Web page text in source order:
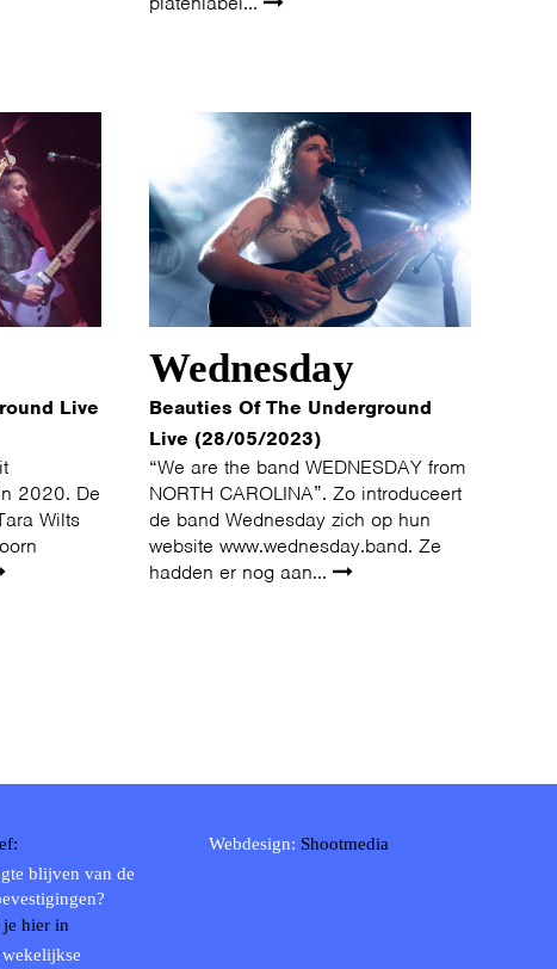
Live
2020. De
Wilts
Wednesday
Beauties Of The Underground
Live (28/05/2023)
“We are the band WEDNESDAY from
NORTH CAROLINA”. Zo introduceert
de band Wednesday zich op hun
website www.wednesday.band. Ze
hadden er nog aan...
blijven van de
hier in
Webdesign: Shootmedia